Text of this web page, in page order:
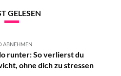
GELESEN
ABNEHMEN
runter: So verlierst du
ohne dich zu stressen